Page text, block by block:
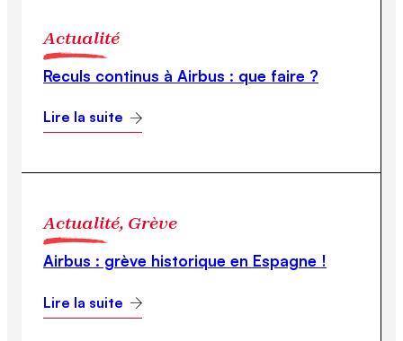
Actualité
Reculs continus à Airbus : que faire ?
Lire la suite
Actualité, Grève
Airbus : grève historique en Espagne !
Lire la suite